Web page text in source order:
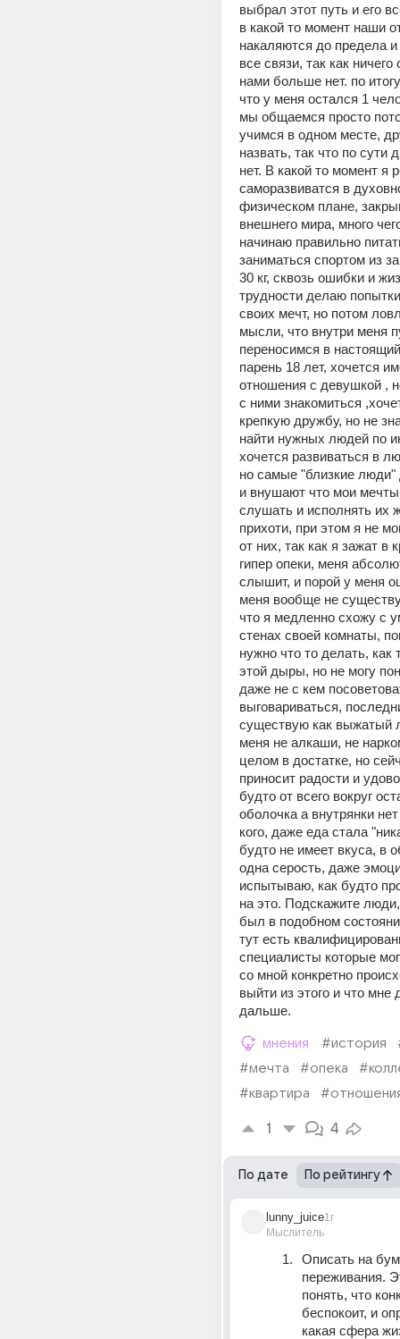
выбрал этот путь и его
в какой то момент наши
накаляются до предела
все связи, так как
нами больше нет. по
что у меня остался 1
мы общаемся просто
учимся в одном месте,
назвать, так что по сути
нет. В какой то момент я
саморазвиватся в
физическом плане,
внешнего мира, много
начинаю правильно
заниматься спортом из
30 кг, сквозь ошибки и
трудности делаю
своих мечт, но потом
мысли, что внутри меня
переносимся в
парень 18 лет, хочется
отношения с девушкой ,
с ними знакомиться
крепкую дружбу, но не
найти нужных людей по
хочется развиваться в
но самые "близкие люди"
и внушают что мои
слушать и исполнять их
прихоти, при этом я не
от них, так как я зажат в
гипер опеки, меня
слышит, и порой у меня
меня вообще не
что я медленно схожу с
стенах своей комнаты,
нужно что то делать, как
этой дыры, но не могу
даже не с кем
выговариваться,
существую как выжатый
меня не алкаши, не
целом в достатке, но
приносит радости и
будто от всего вокруг
оболочка а внутрянки
кого, даже еда стала
будто не имеет вкуса, в
одна серость, даже
испытываю, как будто
на это. Подскажите
был в подобном
тут есть
специалисты которые
со мной конкретно
выйти из этого и что мне
дальше.
мнения #история
#мечта
#опека
#квартира
1 4
По дате По рейтингу
lunny_juice
Мыслитель
1г
Описать на
переживания.
понять, что
беспокоит, и
какая сфера